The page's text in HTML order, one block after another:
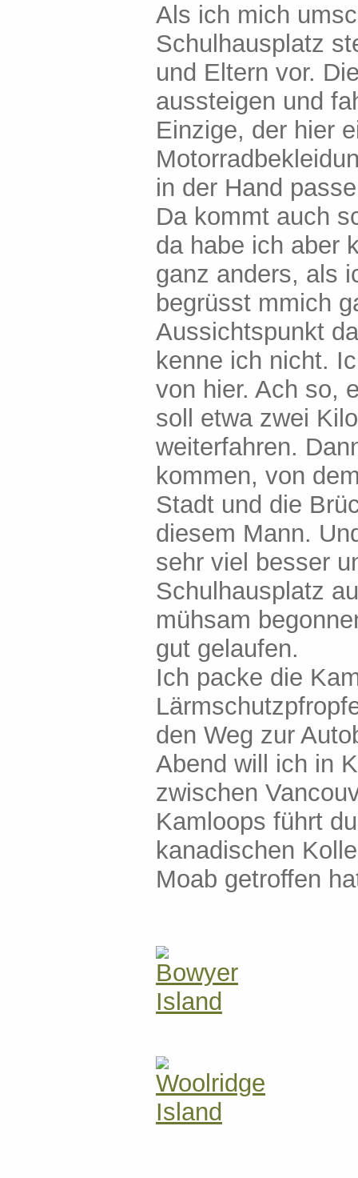
Als ich mich
Schulhausplatz
und Eltern vor.
aussteigen und
Einzige, der hier
in der Hand
Da kommt auch
da habe ich aber
ganz anders, als
begrüsst mmich
Aussichtspunkt
kenne ich nicht.
von hier. Ach so,
soll etwa zwei
weiterfahren.
kommen, von
Stadt und die
diesem Mann.
sehr viel besser
Schulhausplatz
mühsam
gut gelaufen.
Ich packe die
den Weg zur
Abend will ich in
zwischen
Kamloops führt
kanadischen
Moab getroffen